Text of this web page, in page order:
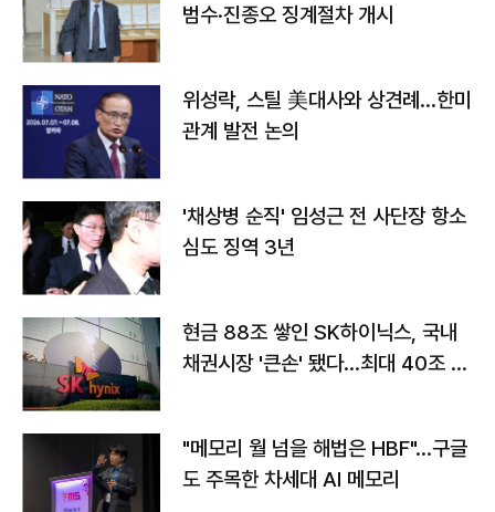
범수·진종오 징계절차 개시
위성락, 스틸 美대사와 상견례…한미
관계 발전 논의
'채상병 순직' 임성근 전 사단장 항소
심도 징역 3년
현금 88조 쌓인 SK하이닉스, 국내
채권시장 '큰손' 됐다…최대 40조 투
"메모리 월 넘을 해법은 HBF"…구글
도 주목한 차세대 AI 메모리